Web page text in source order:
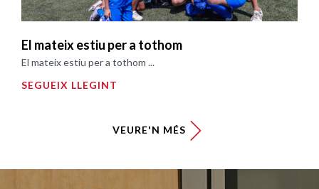
El mateix estiu per a tothom
El mateix estiu per a tothom ...
SEGUEIX LLEGINT
VEURE'N MÉS